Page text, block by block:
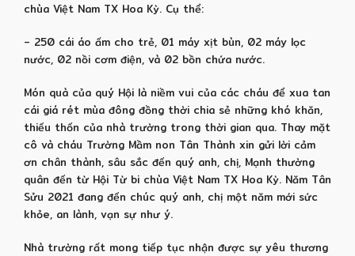
chùa Việt Nam TX Hoa Kỳ. Cụ thể:
– 250 cái áo ấm cho trẻ, 01 máy xịt bùn, 02 máy lọc
nước, 02 nồi cơm điện, và 02 bồn chứa nước.
Món quà của quý Hội là niềm vui của các cháu để xua tan
cái giá rét mùa đông đồng thời chia sẻ những khó khăn,
thiếu thốn của nhà trường trong thời gian qua. Thay mặt
cô và cháu Trường Mầm non Tân Thành xin gửi lời cảm
ơn chân thành, sâu sắc đến quý anh, chị, Mạnh thường
quân đến từ Hội Từ bi chùa Việt Nam TX Hoa Kỳ. Năm Tân
Sửu 2021 đang đến chúc quý anh, chị một năm mới sức
khỏe, an lành, vạn sự như ý.
Nhà trường rất mong tiếp tục nhận được sự yêu thương